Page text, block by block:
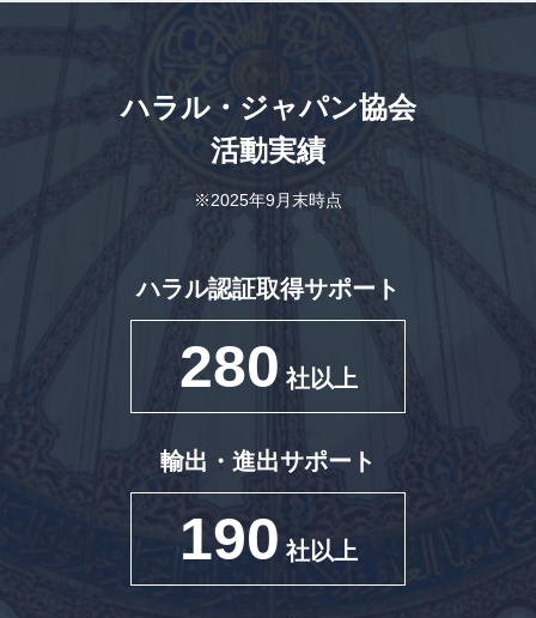
ハラル・ジャパン協会
活動実績
※2025年9月末時点
ハラル認証取得サポート
280 社以上
輸出・進出サポート
190 社以上